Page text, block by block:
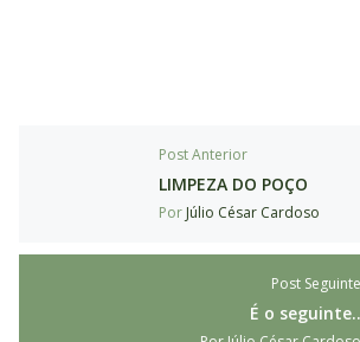
Post Anterior
LIMPEZA DO POÇO
Por Júlio César Cardoso
Post Seguinte
É o seguinte..